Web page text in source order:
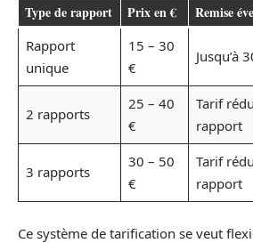
Type de rapport Prix en € Remise
Rapport
unique
15 – 30
€
Jusqu’à
2 rapports
25 – 40
€
Tarif
rapport
3 rapports
30 – 50
€
Tarif
rapport
Ce système de tarification se veut